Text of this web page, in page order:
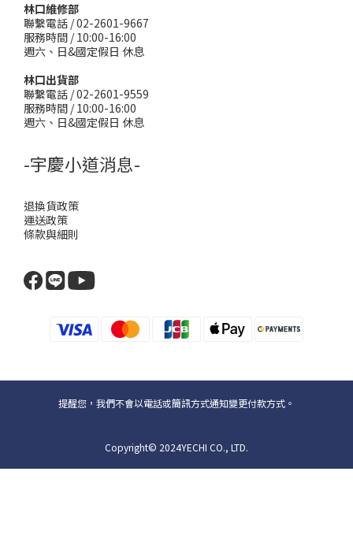
林口維修部
聯繫電話 / 02-2601-9667
服務時間 / 10:00-16:00
週六、日&國定假日 休息
林口出貨部
聯繫電話 / 02-2601-9559
服務時間 / 10:00-16:00
週六、日&國定假日 休息
-宇慶小道消息-
退換貨政策
運送政策
條款與細則
提醒您，我們不會以電話或簡訊方式通知變更付款方式。
Copyright© 2024YECHI CO., LTD.